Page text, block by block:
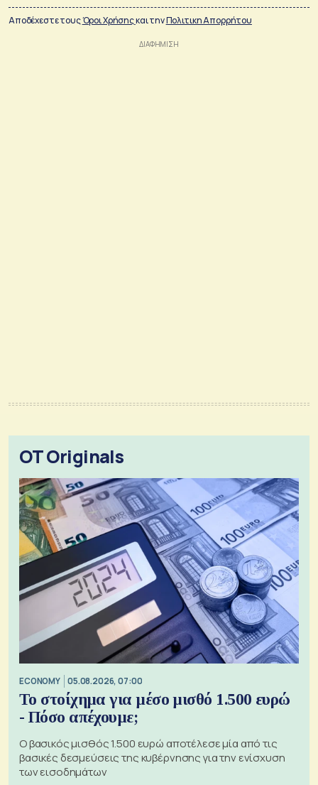
Αποδέχεστε τουςΌροι Χρήσηςκαι τηνΠολιτικη Απορρήτου
OT Originals
ECONOMY 05.08.2026, 07:00
Το στοίχημα για μέσο μισθό 1.500 ευρώ
- Πόσο απέχουμε;
Ο βασικός μισθός 1.500 ευρώ αποτέλεσε μία από τις
βασικές δεσμεύσεις της κυβέρνησης για την ενίσχυση
των εισοδημάτων